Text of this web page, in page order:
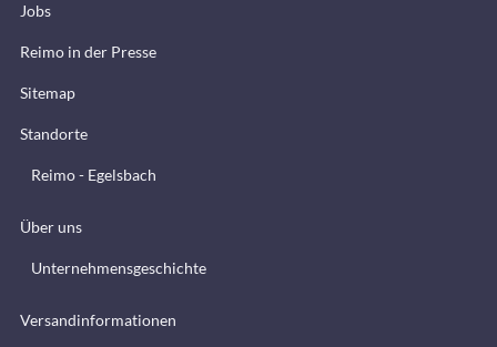
Jobs
Reimo in der Presse
Sitemap
Standorte
Reimo - Egelsbach
Über uns
Unternehmensgeschichte
Versandinformationen